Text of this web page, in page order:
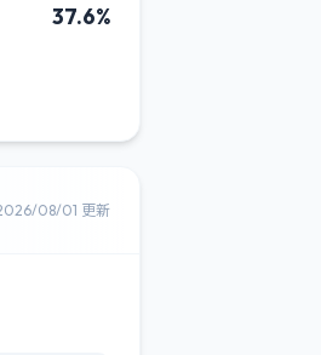
37.6%
08/01 更新